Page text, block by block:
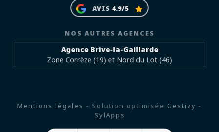
AVIS 4.9/5
NOS AUTRES AGENCES
Agence Brive-la-Gaillarde
Zone Corrèze (19) et Nord du Lot (46)
Mentions légales - Solution optimisée Gestizy -
SylApps